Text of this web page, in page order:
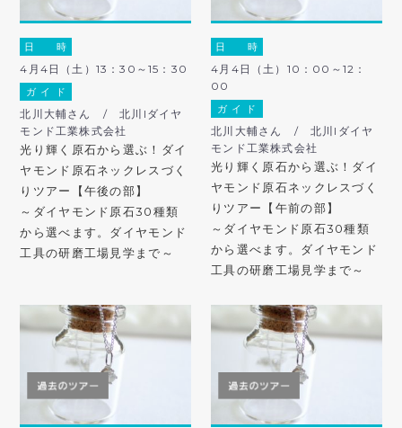
日 時
4月4日（土）13：30～15：30
ガ イ ド
北川大輔さん / 北川lダイヤ
モンド工業株式会社
光り輝く原石から選ぶ！ダイ
ヤモンド原石ネックレスづく
りツアー【午後の部】
～ダイヤモンド原石30種類
から選べます。ダイヤモンド
工具の研磨工場見学まで～
日 時
4月4日（土）10：00～12：
00
ガ イ ド
北川大輔さん / 北川lダイヤ
モンド工業株式会社
光り輝く原石から選ぶ！ダイ
ヤモンド原石ネックレスづく
りツアー【午前の部】
～ダイヤモンド原石30種類
から選べます。ダイヤモンド
工具の研磨工場見学まで～